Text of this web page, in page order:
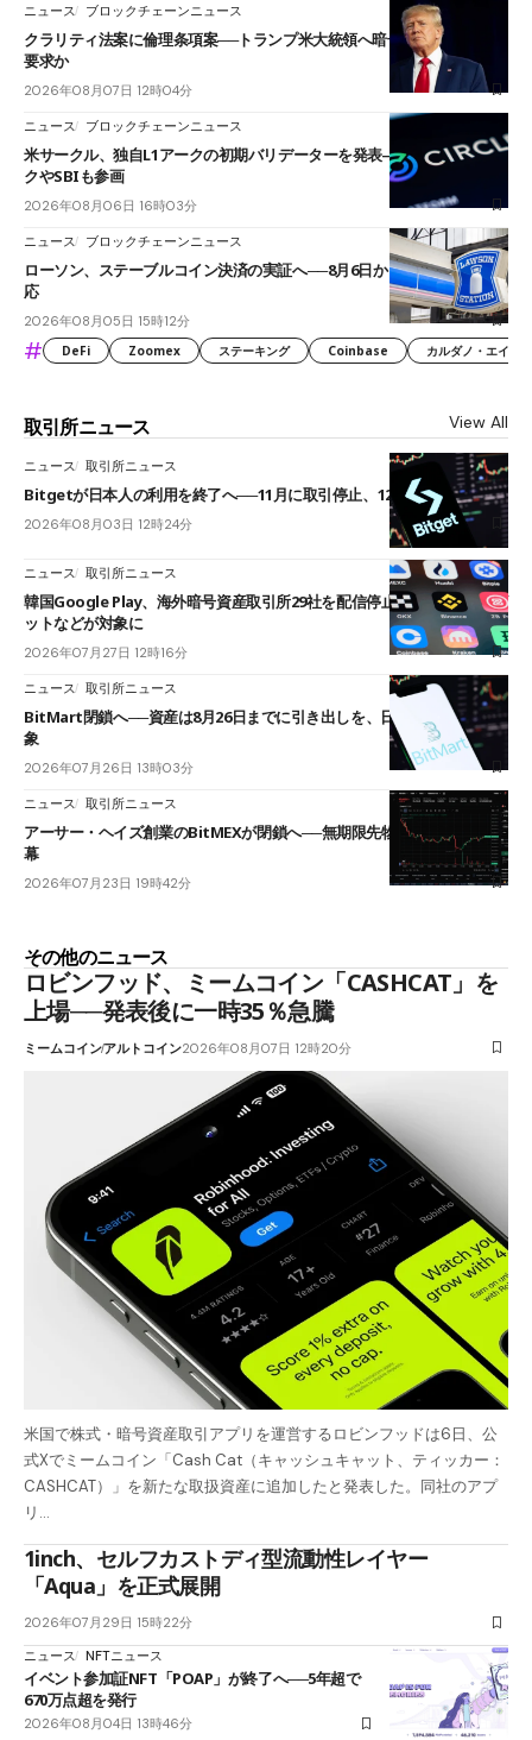
ニュース ブロックチェーンニュース
クラリティ法案に倫理条項案──トランプ米大統領へ暗号資産事業の売却
要求か
2026年08月07日 12時04分
ニュース ブロックチェーンニュース
米サークル、独自L1アークの初期バリデーターを発表――ブラックロッ
クやSBIも参画
2026年08月06日 16時03分
ニュース ブロックチェーンニュース
ローソン、ステーブルコイン決済の実証へ──8月6日からJPYCやUSDC対
応
2026年08月05日 15時12分
# DeFi Zoomex ステーキング Coinbase カルダノ・エイ
取引所ニュース View All
ニュース 取引所ニュース
Bitgetが日本人の利用を終了へ──11月に取引停止、12月末に強制決済
2026年08月03日 12時24分
ニュース 取引所ニュース
韓国Google Play、海外暗号資産取引所29社を配信停止──OKXやバイビ
ットなどが対象に
2026年07月27日 12時16分
ニュース 取引所ニュース
BitMart閉鎖へ──資産は8月26日までに引き出しを、日本人利用者も対
象
2026年07月26日 13時03分
ニュース 取引所ニュース
アーサー・ヘイズ創業のBitMEXが閉鎖へ──無期限先物を生んだ11年に
幕
2026年07月23日 19時42分
その他のニュース
ロビンフッド、ミームコイン「CASHCAT」を
上場──発表後に一時35％急騰
ミームコインアルトコイン2026年08月07日 12時20分
米国で株式・暗号資産取引アプリを運営するロビンフッドは6日、公
式Xでミームコイン「Cash Cat（キャッシュキャット、ティッカー：
CASHCAT）」を新たな取扱資産に追加したと発表した。同社のアプ
リ…
1inch、セルフカストディ型流動性レイヤー
「Aqua」を正式展開
2026年07月29日 15時22分
ニュース NFTニュース
イベント参加証NFT「POAP」が終了へ──5年超で
670万点超を発行
2026年08月04日 13時46分